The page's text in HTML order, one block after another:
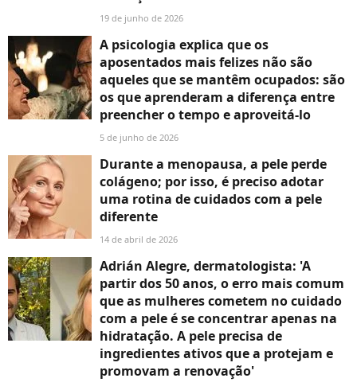
19 de junho de 2026
A psicologia explica que os
aposentados mais felizes não são
aqueles que se mantêm ocupados: são
os que aprenderam a diferença entre
preencher o tempo e aproveitá-lo
5 de junho de 2026
Durante a menopausa, a pele perde
colágeno; por isso, é preciso adotar
uma rotina de cuidados com a pele
diferente
14 de abril de 2026
Adrián Alegre, dermatologista: 'A
partir dos 50 anos, o erro mais comum
que as mulheres cometem no cuidado
com a pele é se concentrar apenas na
hidratação. A pele precisa de
ingredientes ativos que a protejam e
promovam a renovação'